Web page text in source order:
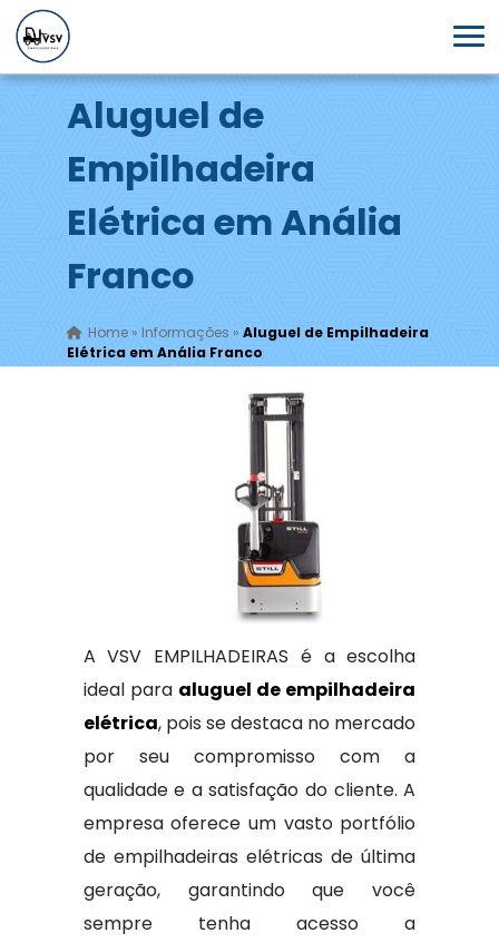
Aluguel de
Empilhadeira
Elétrica em Anália
Franco
Home» Informações » Aluguel de Empilhadeira
Elétrica em Anália Franco
A VSV EMPILHADEIRAS é a escolha
ideal para aluguel de empilhadeira
elétrica, pois se destaca no mercado
por seu compromisso com a
qualidade e a satisfação do cliente. A
empresa oferece um vasto portfólio
de empilhadeiras elétricas de última
geração, garantindo que você
sempre tenha acesso a